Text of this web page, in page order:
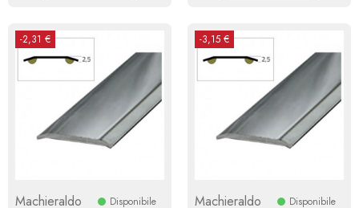
-2,31 €
Machieraldo Disponibile
-3,15 €
Machieraldo Disponibile